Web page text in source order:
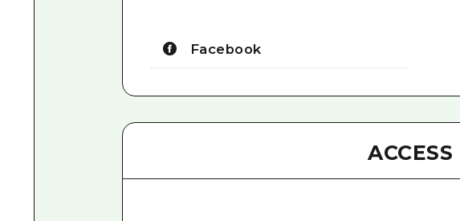
Facebook
ACCESS